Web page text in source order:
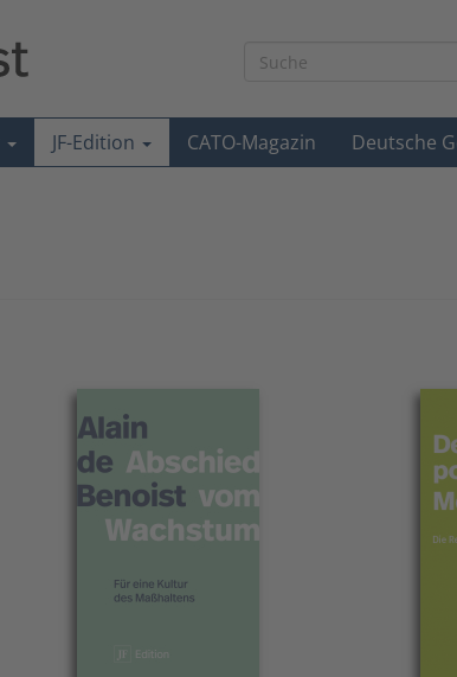
JF-Edition CATO-Magazin Deutsche